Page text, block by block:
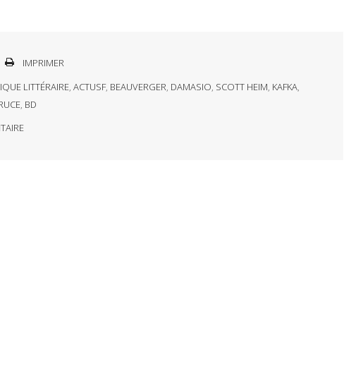
IMPRIMER
LITTÉRAIRE, ACTUSF, BEAUVERGER DAMASIO SCOTT HEIM KAFKA,
, BD